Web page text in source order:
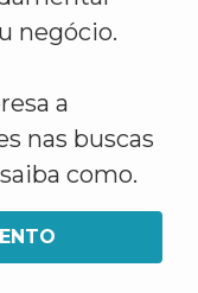
negócio.
a
nas buscas
como.